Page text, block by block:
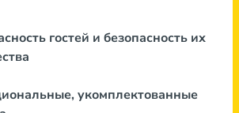
гостей и безопасность их
укомплектованные